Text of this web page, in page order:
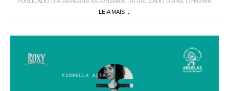
PUBLICADO DIA 14/04/2019 ÀS 22H26MIN | ATUALIZADO DIA ÀS 17H42MIN
LEIA MAIS ...